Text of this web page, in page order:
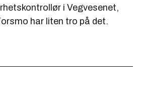
i Vegvesenet,
har liten tro på det.